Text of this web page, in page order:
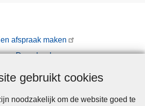
gebruikt cookies
noodzakelijk om de website goed te
afspraak maken
Downloads